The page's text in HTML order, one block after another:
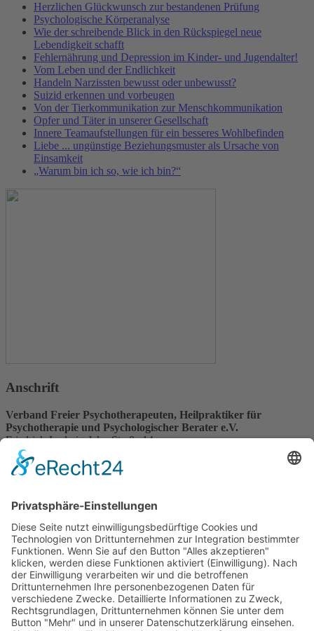
Herzlichen Glückwunsch zur bestandenen Prüfung
Psychologische Körperanalyse
Wie der schreibende Blick in den Rückspiegel neue
Lebendigkeit schafft
Fehlernährung und Depression im Kinder- und Jugendalter!
Vom Leben und der Endlichkeit
Handeln Narzissten bewusst oder unbewusst?
Suizid erkennen und vorbeugen
Von der Tierkommunikation zur Menschkommunikation
Opfer und Täter in unserer Gesellschaft
Innere Teamaufstellungen für ein besseres Wohlbefinden
Liebe ... ungünstige Beziehungsmuster als Ursache von
Einsamkeit
„Warum bin ich so, wie ich bin?“
Anschrift
Verband Freier Psychotherapeuten, Heilpraktiker für
Psychotherapie und Psychologischer Berater e.V.
Friedrich-Ludwig-Jahn-Straße 14
31582 Nienburg/Weser
Service-Team
05021-8650320
Diese E-Mail-Adresse ist vor Spambots geschützt! Zur Anzeige
muss JavaScript eingeschaltet sein.
Wir sind Mitglied